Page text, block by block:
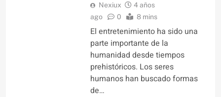
Nexiux
4 años
ago
0 8 mins
El entretenimiento ha sido una
parte importante de la
humanidad desde tiempos
prehistóricos. Los seres
humanos han buscado formas
de…